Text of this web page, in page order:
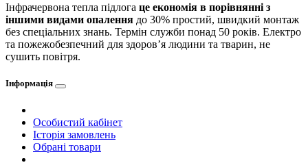
Інфрачервона тепла підлога це економія в порівнянні з
іншими видами опалення до 30% простий, швидкий монтаж
без спеціальних знань. Термін служби понад 50 років. Електро
та пожежобезпечний для здоров’я людини та тварин, не
сушить повітря.
Інформація
Особистий кабінет
Історія замовлень
Обрані товари